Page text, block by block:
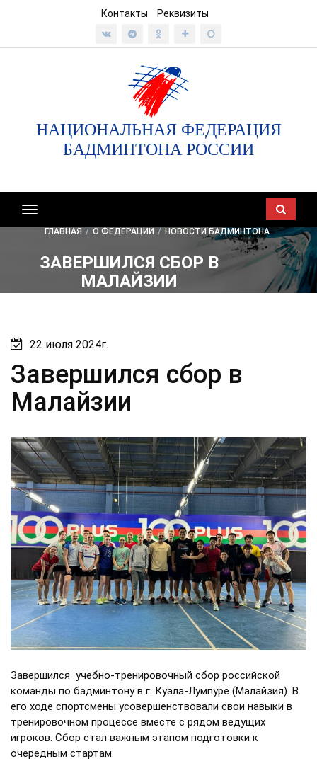
Контакты Реквизиты
НАЦИОНАЛЬНАЯ ФЕДЕРАЦИЯ
БАДМИНТОНА РОССИИ
Показать/
скрыть
ГЛАВНАЯ / О ФЕДЕРАЦИИ / НОВОСТИ БАДМИНТОНА
ЗАВЕРШИЛСЯ СБОР В
МАЛАЙЗИИ
22 июля 2024г.
Завершился сбор в
Малайзии
Завершился учебно-тренировочный сбор российской
команды по бадминтону в г. Куала-Лумпурe (Малайзия). В
его ходе спортсмены усовершенствовали свои навыки в
тренировочном процессе вместе с рядом ведущих
игроков. Сбор стал важным этапом подготовки к
очередным стартам.